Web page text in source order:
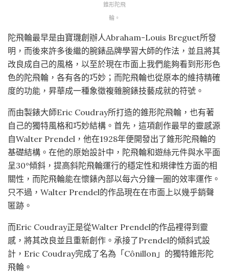
錐形陀飛
輪。
陀飛輪最早是由寶璣創辦人Abraham-Louis Breguet所發
明，而後來許多後繼的腕錶品牌學習大師的作法，並且將其
改良成自己的風格，以至於現在市面上我們能夠看到形形色
色的陀飛輪，各有各的巧妙；而陀飛輪也從原本的維持精確
度的功能，昇華成一種象徵複雜腕錶技藝成就的符號。
而由製錶大師Eric Coudray所打造的錐形陀飛輪，也有著
自己的獨特風格和巧妙結構。首先，這項創作最早的靈感源
自Walter Prendel，他在1928年便開發出了錐形陀飛輪的
基礎結構。在他的原始設計中，陀飛輪和遊絲元件與水平面
呈30°傾斜，提高斜陀飛輪運行的穩定性和規律性方面的相
關性，而陀飛輪能在懷錶內部以每六分鐘一圈的效率運作。
只不過，Walter Prendel的作品現在在市面上以幾乎銷聲
匿跡。
而Eric Coudray正是從Walter Prendel的作品裡得到靈
感，將其改良並且重新創作。承接了Prendel的傾斜式設
計，Eric Coudray完成了名為「Cônillon」的獨特錐形陀
飛輪。